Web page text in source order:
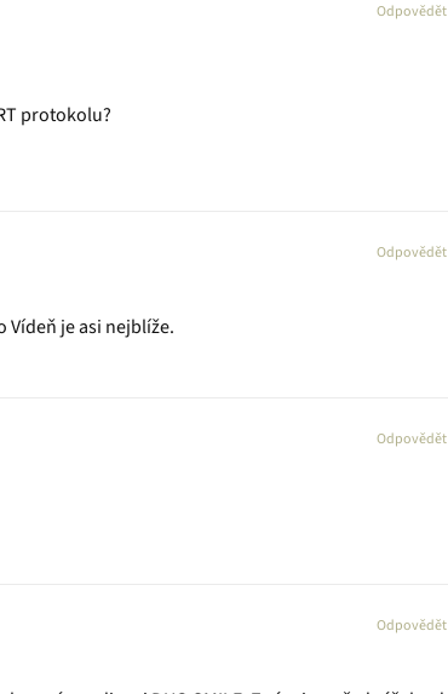
protokolu?
Odpovědět
je asi nejblíže.
Odpovědět
Odpovědět
Odpovědět